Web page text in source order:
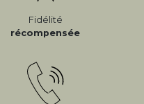
Fidélité
récompensée